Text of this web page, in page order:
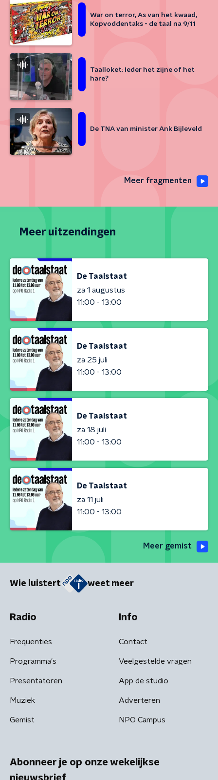
War on terror, As van het kwaad,
Kopvoddentaks - de taal na 9/11
Taalloket: Ieder het zijne of het
hare?
De TNA van minister Ank Bijleveld
Meer fragmenten
Meer uitzendingen
De Taalstaat
za 1 augustus
11:00 - 13:00
De Taalstaat
za 25 juli
11:00 - 13:00
De Taalstaat
za 18 juli
11:00 - 13:00
De Taalstaat
za 11 juli
11:00 - 13:00
Meer gemist
Wie luistert weet meer
Radio
Frequenties
Programma's
Presentatoren
Muziek
Gemist
Info
Contact
Veelgestelde vragen
App de studio
Adverteren
NPO Campus
Abonneer je op onze wekelijkse